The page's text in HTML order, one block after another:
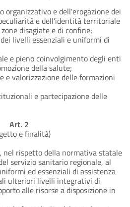
organizzativo e dell'erogazione dei
e dell'identità territoriale
disagiate e di confine;
livelli essenziali e uniformi di
e pieno coinvolgimento degli enti
della salute;
e valorizzazione delle formazioni
e partecipazione delle
Art. 2
e finalità)
nel rispetto della normativa statale
servizio sanitario regionale, al
ed essenziali di assistenza
ulteriori livelli integrativi di
alle risorse a disposizione in